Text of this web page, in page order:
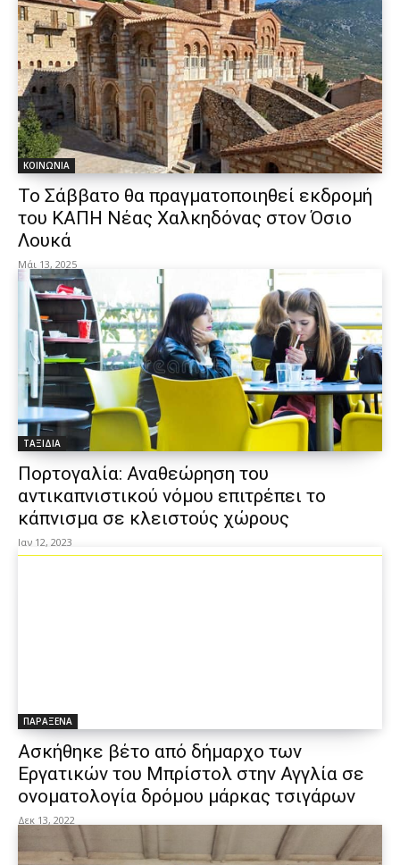
ΚΟΙΝΩΝΙΑ
Το Σάββατο θα πραγματοποιηθεί εκδρομή
του ΚΑΠΗ Νέας Χαλκηδόνας στον Όσιο
Λουκά
Μάι 13, 2025
ΤΑΞΙΔΙΑ
Πορτογαλία: Αναθεώρηση του
αντικαπνιστικού νόμου επιτρέπει το
κάπνισμα σε κλειστούς χώρους
Ιαν 12, 2023
ΠΑΡΑΞΕΝΑ
Ασκήθηκε βέτο από δήμαρχο των
Εργατικών του Μπρίστολ στην Αγγλία σε
ονοματολογία δρόμου μάρκας τσιγάρων
Δεκ 13, 2022